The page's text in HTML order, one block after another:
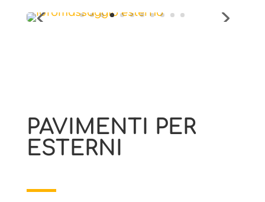
PAVIMENTI PER
ESTERNI